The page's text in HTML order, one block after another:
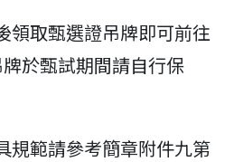
領取甄選證吊牌即可前往
於甄試期間請自行保
規範請參考簡章附件九第